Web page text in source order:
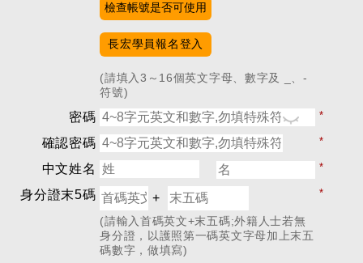
檢查帳號是否可使用
長宏學員報名登入
(請填入3～16個英文字母、數字及 _、-
符號)
密碼 *
確認密碼 *
中文姓名 *
身分證末5碼 +
(請輸入首碼英文+末五碼;外籍人士若無
身分證，以護照第一碼英文字母加上末五
碼數字，做填寫)
*